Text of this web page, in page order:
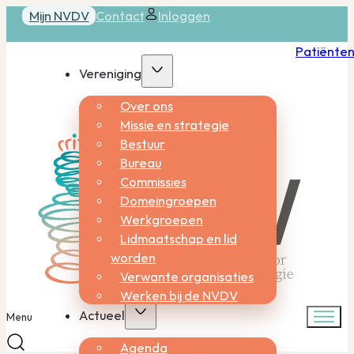
Mijn NVDV Contact Inloggen
Vereniging
Over ons
Missie en strategie
Bestuur
Bureau
Commissies
Domeingroepen
Werkgroepen
Lidmaatschap en lid
worden
Verwante organisaties
Werken bij de NVDV
Actueel
Agenda
Menu